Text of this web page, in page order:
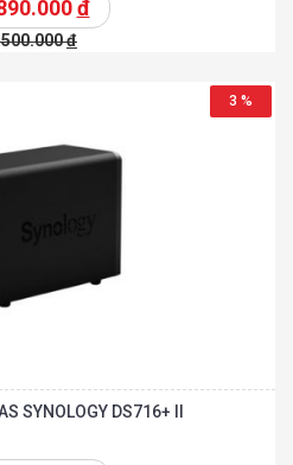
đ
đ
3 %
SYNOLOGY DS716+ II